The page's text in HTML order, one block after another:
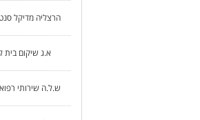
הרצליה מדיקל
א.ג שיקום בית
ש.ל.ה שירותי